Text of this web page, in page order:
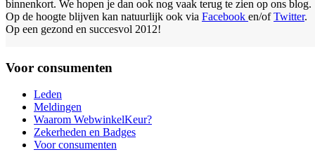
binnenkort. We hopen je dan ook nog vaak terug te zien op ons blog.
Op de hoogte blijven kan natuurlijk ook via Facebook en/ofTwitter.
Op een gezond en succesvol 2012!
Voor consumenten
Leden
Meldingen
Waarom WebwinkelKeur?
Zekerheden en Badges
Voor consumenten